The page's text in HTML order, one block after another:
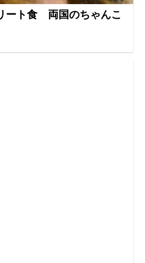
ート食 両国のちゃんこ